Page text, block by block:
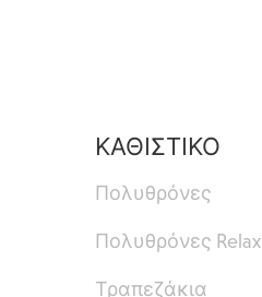
ΚΑΘΙΣΤΙΚΟ
Πολυθρόνες
Πολυθρόνες Relax
Τραπεζάκια